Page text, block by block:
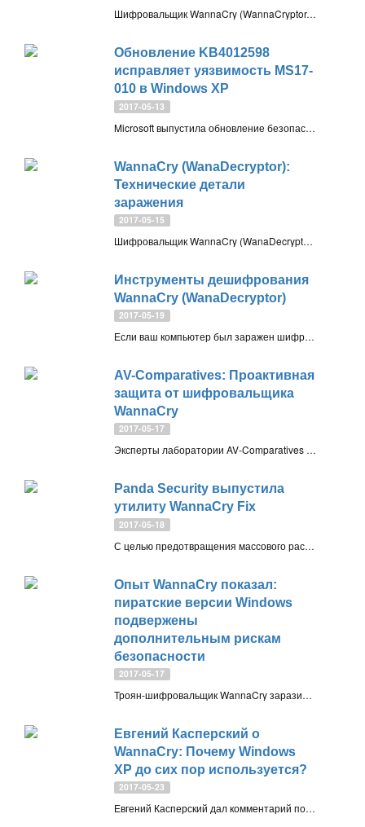
Шифровальщик WannaCry (WannaCryptor, WanaDecryptor) заражает компьютеры по всему миру. Зашифрованные файлы имеют расширение WNCRY, злоумышленники требуют заплатить выкуп биткоинами за расшифровку
Обновление KB4012598
исправляет уязвимость MS17-
010 в Windows XP
2017-05-13
Microsoft выпустила обновление безопасности KB4012598 для Windows XP и других неподдерживаемых ОС, в том числе серверных. Обновление закрывает сетевую уязвимость MS17-010, через которую происходит атака шифровальщика WannaCry (Wana Decryptor)
WannaCry (WanaDecryptor):
Технические детали
заражения
2017-05-15
Шифровальщик WannaCry (WanaDecryptor) стремительными темпами распространяется по всему миру. Примечательно, что угроза использует украденные эксплойты Агентства национальной безопасности США
Инструменты дешифрования
WannaCry (WanaDecryptor)
2017-05-19
Если ваш компьютер был заражен шифровальщиков WannaCry (WanaDecryptor), то у вас появилась отличная возможность восстановить доступ к заблокированным файлам, не отсылая вымогателям деньги
AV-Comparatives: Проактивная
защита от шифровальщика
WannaCry
2017-05-17
Эксперты лаборатории AV-Comparatives выяснили, какие антивирусы блокировали WannaCry проактивными методами защиты еще до старта кампании WCry и получения широкой известности
Panda Security выпустила
утилиту WannaCry Fix
2017-05-18
С целью предотвращения массового распространения угрозы и оказания помощи максимально возможной аудитории пользователей, эксперты Panda Security разработали специализированный инструмент для защиты от WannaCry
Опыт WannaCry показал:
пиратские версии Windows
подвержены
дополнительным рискам
безопасности
2017-05-17
Троян-шифровальщик WannaCry заразил сотни тысяч компьютеров по всему миру. По мере того, как пользователи приходят в себя после массовой атаки, эксперты по безопасности анализируют причины такого быстрого и успешного взлома систем
Евгений Касперский о
WannaCry: Почему Windows
XP до сих пор используется?
2017-05-23
Евгений Касперский дал комментарий по поводу массового заражения шифровальщиком WannaCry. Основатель “Лаборатории Касперского” всерьез озадачен вопросом, почему большое количество организаций по всему миру продолжают использовать Windows XP